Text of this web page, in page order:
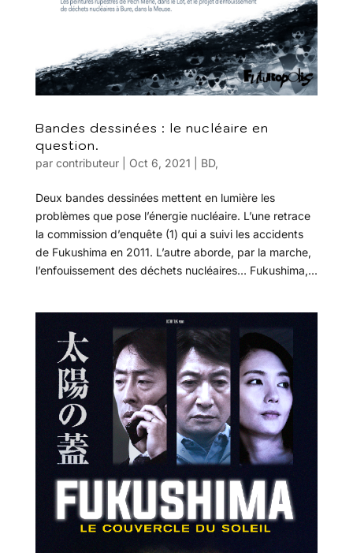
Bandes dessinées : le nucléaire en
question.
par contributeur| Oct 6, 2021 BD,
Deux bandes dessinées mettent en lumière les
problèmes que pose l’énergie nucléaire. L’une retrace
la commission d’enquête (1) qui a suivi les accidents
de Fukushima en 2011. L’autre aborde, par la marche,
l’enfouissement des déchets nucléaires… Fukushima,...